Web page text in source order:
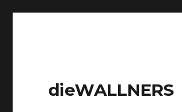
dieWALLNERS